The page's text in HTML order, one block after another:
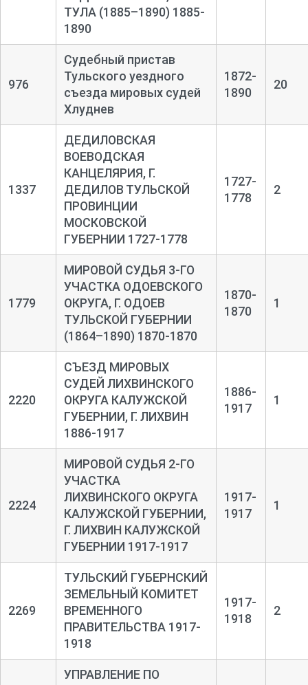
ТУЛА (1885–1890) 1885-
1890
976
Судебный пристав
Тульского уездного
съезда мировых судей
Хлуднев
1872-
1890
20
1337
ДЕДИЛОВСКАЯ
ВОЕВОДСКАЯ
КАНЦЕЛЯРИЯ, Г.
ДЕДИЛОВ ТУЛЬСКОЙ
ПРОВИНЦИИ
МОСКОВСКОЙ
ГУБЕРНИИ 1727-1778
1727-
1778
2
1779
МИРОВОЙ СУДЬЯ 3-ГО
УЧАСТКА ОДОЕВСКОГО
ОКРУГА, Г. ОДОЕВ
ТУЛЬСКОЙ ГУБЕРНИИ
(1864–1890) 1870-1870
1870-
1870
1
2220
СЪЕЗД МИРОВЫХ
СУДЕЙ ЛИХВИНСКОГО
ОКРУГА КАЛУЖСКОЙ
ГУБЕРНИИ, Г. ЛИХВИН
1886-1917
1886-
1917
1
2224
МИРОВОЙ СУДЬЯ 2-ГО
УЧАСТКА
ЛИХВИНСКОГО ОКРУГА
КАЛУЖСКОЙ ГУБЕРНИИ,
Г. ЛИХВИН КАЛУЖСКОЙ
ГУБЕРНИИ 1917-1917
1917-
1917
1
2269
ТУЛЬСКИЙ ГУБЕРНСКИЙ
ЗЕМЕЛЬНЫЙ КОМИТЕТ
ВРЕМЕННОГО
ПРАВИТЕЛЬСТВА 1917-
1918
1917-
1918
2
УПРАВЛЕНИЕ ПО